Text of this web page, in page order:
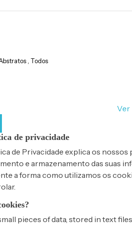
Todos
Ver
de privacidade
de Privacidade explica os
e armazenamento das suas
a forma como utilizamos os
pieces of data, stored in text